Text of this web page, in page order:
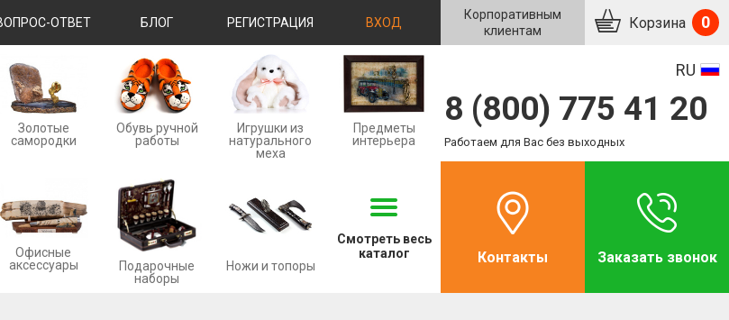
ОТВЕТ БЛОГ РЕГИСТРАЦИЯ ВХОД
Корпоративным
клиентам
Корзина 0
Золотые
cамородки
Обувь ручной
работы
Игрушки из
натурального
меха
Предметы
интерьера
Офисные
аксессуары
Подарочные
наборы
Ножи и топоры
Смотреть весь
каталог
RU
8 (800) 775 41 20
Работаем для Вас без выходных
Контакты Заказать звонок